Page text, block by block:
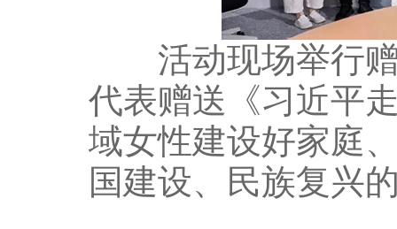
活动现场举行赠
代表赠送《习近平
域女性建设好家庭
国建设、民族复兴